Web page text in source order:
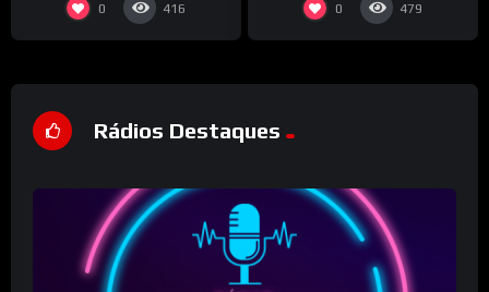
0 416 0 479
Rádios Destaques